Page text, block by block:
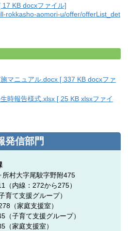
KB docxファイル]
rokkasho-aomori-u/offer/offerList_det
マニュアル.docx [ 337 KB docxファ
時報告様式.xlsx [ 25 KB xlsxファイ
発信部門
村大字尾駮字野附475
（内線：272から275）
子育て支援グループ）
庭支援室）
子育て支援グループ）
庭支援室）